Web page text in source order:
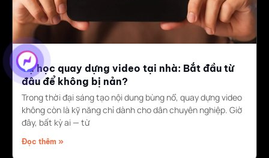
Tự học quay dựng video tại nhà: Bắt đầu từ
đâu để không bị nản?
Trong thời đại sáng tạo nội dung bùng nổ, quay dựng video
không còn là kỹ năng chỉ dành cho dân chuyên nghiệp. Giờ
đây, bất kỳ ai — từ
Đọc thêm »